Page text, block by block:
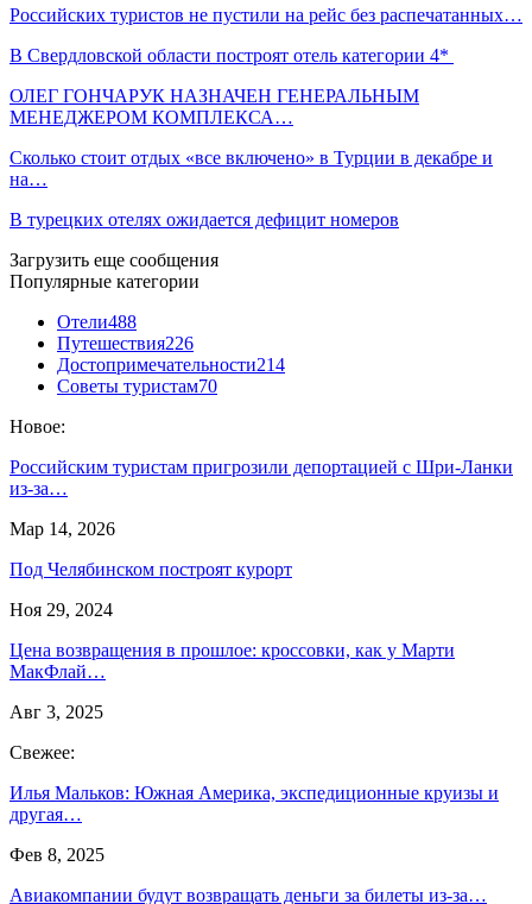
Российских туристов не пустили на рейс без распечатанных…
В Свердловской области построят отель категории 4*
ОЛЕГ ГОНЧАРУК НАЗНАЧЕН ГЕНЕРАЛЬНЫМ
МЕНЕДЖЕРОМ КОМПЛЕКСА…
Сколько стоит отдых «все включено» в Турции в декабре и
на…
В турецких отелях ожидается дефицит номеров
Загрузить еще сообщения
Популярные категории
Отели488
Путешествия226
Достопримечательности214
Советы туристам70
Новое:
Российским туристам пригрозили депортацией с Шри-Ланки
из-за…
Мар 14, 2026
Под Челябинском построят курорт
Ноя 29, 2024
Цена возвращения в прошлое: кроссовки, как у Марти
МакФлай…
Авг 3, 2025
Свежее:
Илья Мальков: Южная Америка, экспедиционные круизы и
другая…
Фев 8, 2025
Авиакомпании будут возвращать деньги за билеты из-за…